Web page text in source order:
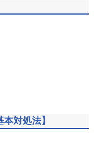
対処法】